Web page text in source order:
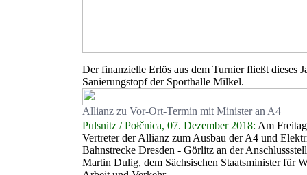
Der finanzielle Erlös aus dem Turnier fließt dieses
Sanierungstopf der Sporthalle Milkel.
Allianz zu Vor-Ort-Termin mit Minister an A4
Pulsnitz / Połčnica, 07. Dezember 2018: Am
Vertreter der Allianz zum Ausbau der A4 und
Bahnstrecke Dresden - Görlitz an der
Martin Dulig, dem Sächsischen Staatsminister für